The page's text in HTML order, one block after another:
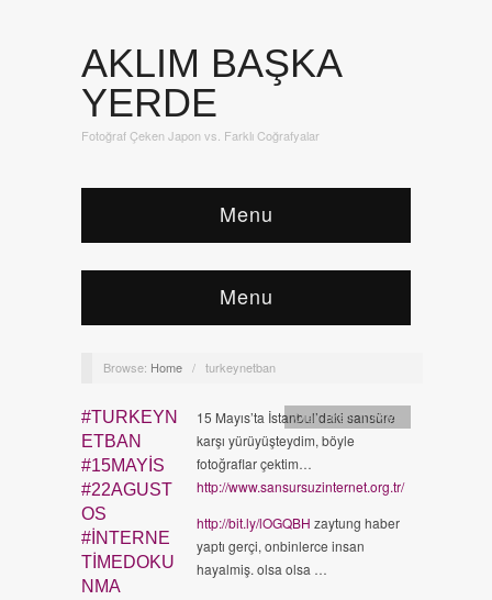
AKLIM BAŞKA
YERDE
Fotoğraf Çeken Japon vs. Farklı Coğrafyalar
Menu
Menu
Browse: Home / turkeynetban
#TURKEYN
ETBAN
#15MAYIS
#22AGUST
OS
#INTERNE
TIMEDOKU
NMA
Olan Biten,Türkiye
15 Mayıs’ta İstanbul’daki sansüre
karşı yürüyüşteydim, böyle
fotoğraflar çektim…
http://www.sansursuzinternet.org.tr/
http://bit.ly/lOGQBH zaytung haber
yaptı gerçi, onbinlerce insan
hayalmiş. olsa olsa …